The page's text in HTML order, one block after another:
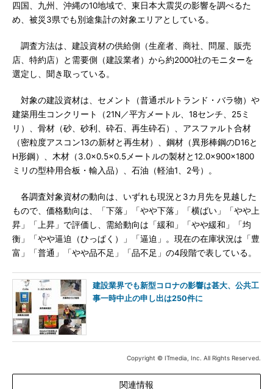
四国、九州、沖縄の10地域で、東日本大震災の影響を調べるた
め、被災3県でも別途集計の対象エリアとしている。
調査方法は、建設資材の供給側（生産者、商社、問屋、販売
店、特約店）と需要側（建設業者）から約2000社のモニターを
選定し、聞き取っている。
対象の建設資材は、セメント（普通ポルトランド・バラ物）や
建築用生コンクリート（21N／平方メートル、18センチ、25ミ
リ）、骨材（砂、砂利、砕石、再生砕石）、アスファルト合材
（密粒度アスコン13の新材と再生材）、鋼材（異形棒鋼のD16と
H形鋼）、木材（3.0×0.5×0.5メートルの製材と12.0×900×1800
ミリの型枠用合板・輸入品）、石油（軽油1、2号）。
各調査対象資材の動向は、いずれも現況と3カ月先を見越した
もので、価格動向は、「下落」「やや下落」「横ばい」「やや上
昇」「上昇」で評価し、需給動向は「緩和」「やや緩和」「均
衡」「やや逼迫（ひっぱく）」「逼迫」。現在の在庫状況は「豊
富」「普通」「やや品不足」「品不足」の4段階で表している。
建設業界でも新型コロナの影響は甚大、公共工
事一時中止の申し出は250件に
Copyright © ITmedia, Inc. All Rights Reserved.
関連情報